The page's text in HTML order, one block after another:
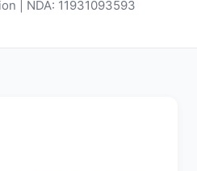
| NDA: 11931093593